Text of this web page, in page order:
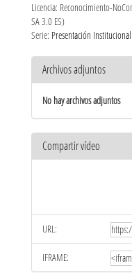
Licencia: Reconocimiento-
SA 3.0 ES)
Serie: Presentación Institucional
Archivos adjuntos
No hay archivos adjuntos
Compartir vídeo
URL:
IFRAME: